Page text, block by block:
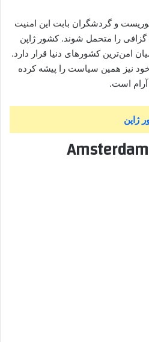
و گردشگران بابت این امنیت
گزافی را متحمل شوند. کشور ژاپن
امن‌ترین کشورهای دنیا قرار دارد.
نیز همین سیاست را پیشه کرده
است.
ژاپن